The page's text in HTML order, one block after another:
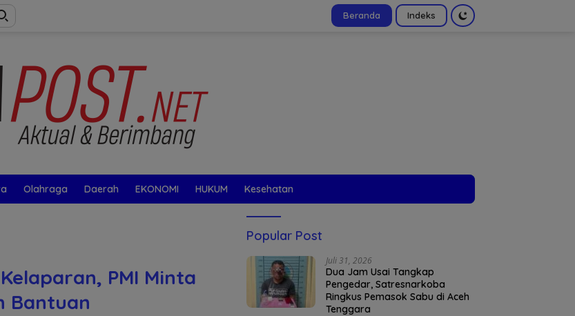
Beranda Indeks
Olahraga Daerah EKONOMI HUKUM Kesehatan
PMI Minta
Bantuan
Popular Post
Juli 31, 2026
Dua Jam Usai Tangkap
Pengedar, Satresnarkoba
Ringkus Pemasok Sabu di Aceh
Tenggara